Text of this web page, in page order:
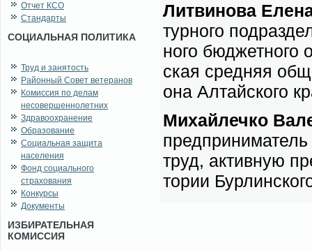
Отчет КСО
Стандарты
СОЦИАЛЬНАЯ ПОЛИТИКА
Труд и занятость
Районный Совет ветеранов
Комиссия по делам
несовершеннолетних
Здравоохранение
Образование
Социальная защита
населения
Фонд социального
страхования
Конкурсы
Документы
ИЗБИРАТЕЛЬНАЯ
КОМИССИЯ
Лит­ви­но­ва
тур­но­го
но­го бюд­жет­но­го
ская сред­няя
о­на Ал­тай­ско­го
Ми­хай­леч­ко
труд, ак­тив­ную
то­рии